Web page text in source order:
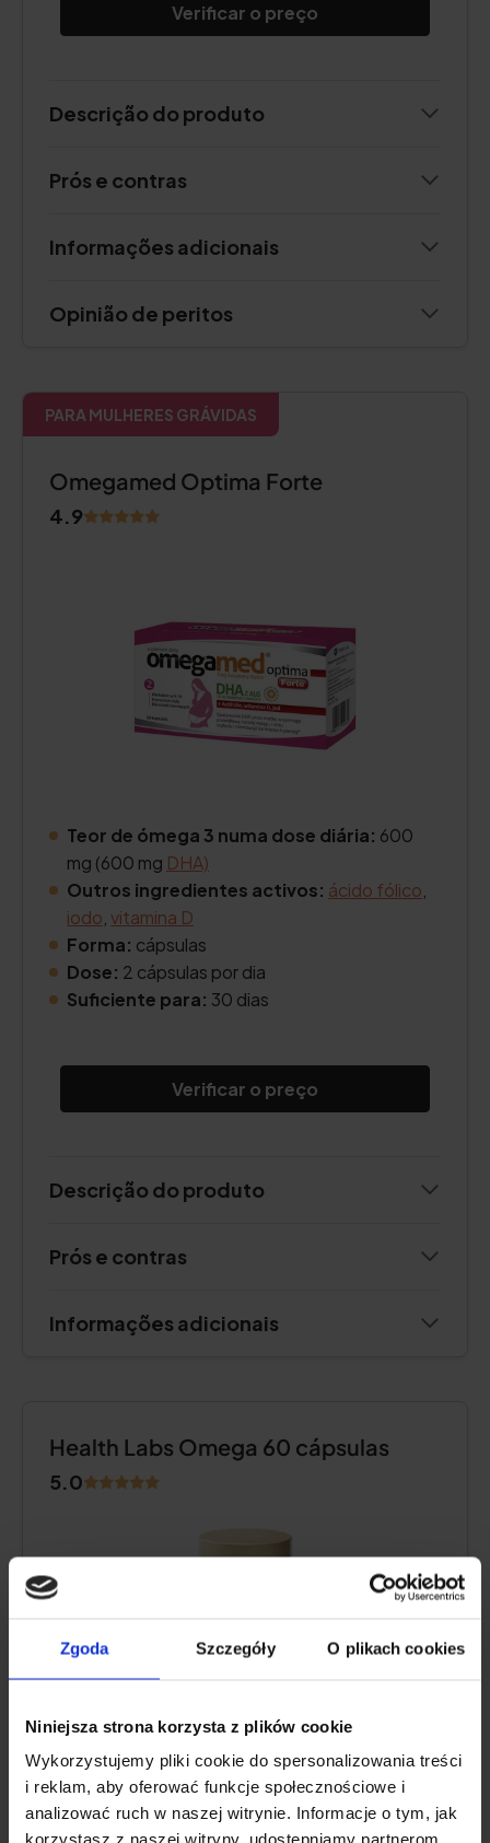
Zgoda Szczegóły O plikach cookies
Niniejsza strona korzysta z plików cookie
Wykorzystujemy pliki cookie do spersonalizowania treści
i reklam, aby oferować funkcje społecznościowe i
analizować ruch w naszej witrynie. Informacje o tym, jak
korzystasz z naszej witryny, udostępniamy partnerom
Verificar o preço
Descrição do produto
Prós e contras
Informações adicionais
Opinião de peritos
PARA MULHERES GRÁVIDAS
Omegamed Optima Forte
4.9
Teor de ómega 3 numa dose diária: 600
mg (600 mg DHA)
Outros ingredientes activos: ácido fólico
iodo vitamina D
Forma: cápsulas
Dose: 2 cápsulas por dia
Suficiente para: 30 dias
Verificar o preço
Descrição do produto
Prós e contras
Informações adicionais
Health Labs Omega 60 cápsulas
5.0
Teor de ácidos gordos ómega 3
500 mg +EPA 250 mg)